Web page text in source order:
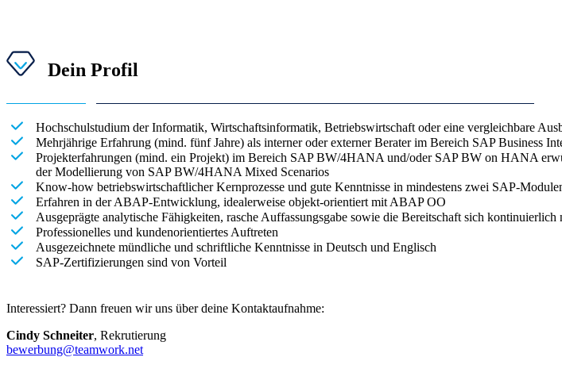
Dein Profil
Hochschulstudium der Informatik, Wirtschaftsinformatik, Betriebswirtschaft oder eine vergleichbare
Mehrjährige Erfahrung (mind. fünf Jahre) als interner oder externer Berater im Bereich SAP Business
Projekterfahrungen (mind. ein Projekt) im Bereich SAP BW/4HANA und/oder SAP BW on HANA
der Modellierung von SAP BW/4HANA Mixed Scenarios
Know-how betriebswirtschaftlicher Kernprozesse und gute Kenntnisse in mindestens zwei SAP-
Erfahren in der ABAP-Entwicklung, idealerweise objekt-orientiert mit ABAP OO
Ausgeprägte analytische Fähigkeiten, rasche Auffassungsgabe sowie die Bereitschaft sich kontinuierlich
Professionelles und kundenorientiertes Auftreten
Ausgezeichnete mündliche und schriftliche Kenntnisse in Deutsch und Englisch
SAP-Zertifizierungen sind von Vorteil
Interessiert? Dann freuen wir uns über deine Kontaktaufnahme:
Cindy Schneiter, Rekrutierung
bewerbung@teamwork.net